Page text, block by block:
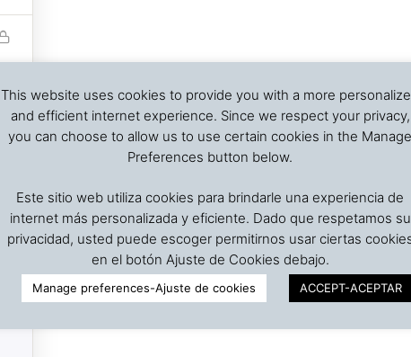
This website uses cookies to provide you with a more
and efficient internet experience. Since we respect your privacy,
you can choose to allow us to use certain cookies in the Manage
Preferences button below.
Este sitio web utiliza cookies para brindarle una experiencia de
internet más personalizada y eficiente. Dado que respetamos su
privacidad, usted puede escoger permitirnos usar ciertas
en el botón Ajuste de Cookies debajo.
Manage preferences-Ajuste de cookies ACCEPT-ACEPTAR